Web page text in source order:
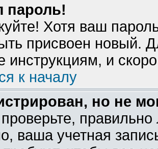
пароль!
Хотя ваш
присвоен новый.
инструкциям, и
к началу
но не
ваша учетная